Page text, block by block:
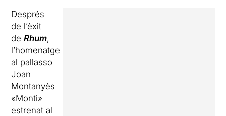
Després
de l’èxit
deRhum,
l’homenatge
al pallasso
Joan
Montanyès
«Monti»
estrenat al